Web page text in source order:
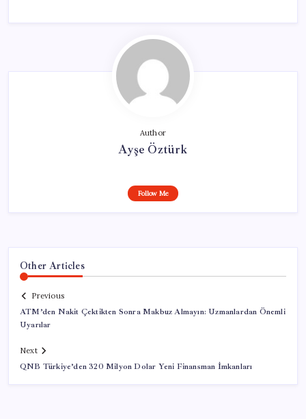
Author
Ayşe Öztürk
Follow Me
Other Articles
Previous
ATM’den Nakit Çektikten Sonra Makbuz Almayın: Uzmanlardan Önemli
Uyarılar
Next
QNB Türkiye’den 320 Milyon Dolar Yeni Finansman İmkanları